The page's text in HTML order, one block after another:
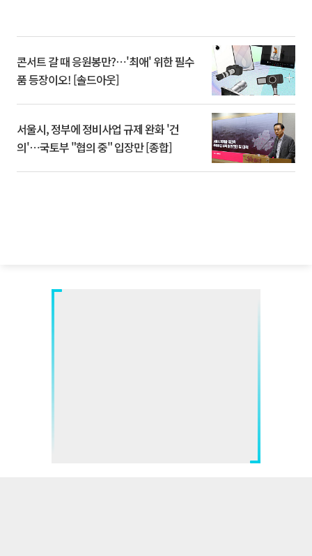
콘서트 갈 때 응원봉만?⋯'최애' 위한 필수
품 등장이오! [솔드아웃]
서울시, 정부에 정비사업 규제 완화 '건
의'⋯국토부 "협의 중" 입장만 [종합]